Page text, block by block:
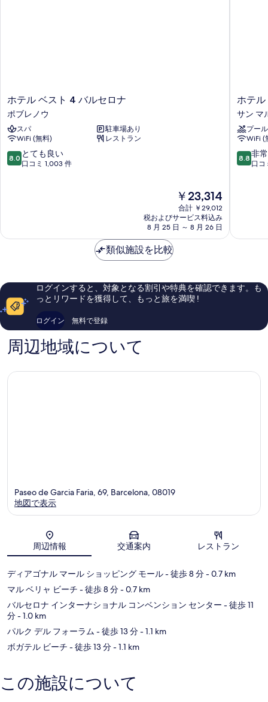
べ
て
の
写
真
る
ホ
テ
ル
ベ
ス
ト
4
ブ
ホテル ベスト 4 バルセロナ
ポブレノウ
スパ
駐車場あり
WiFi (無料)
レストラン
10
段
良
ミ
件
件
コ
ミ
8.0 とても良い
口コミ 1,003 件
現
在
の
料
金
￥23,314
合計 ￥29,012
税およびサービス料込み
8 月 25 日 ～ 8 月 26 日
ホ
テ
ル
ヴ
ィ
ン
チ
ル
ホテ
サン マ
プール
WiFi (
10
段
良
ミ
1,001
8.8 非
口コ
類似施設を比較
ログインすると、対象となる割引や特典を確認できます。も
っとリワードを獲得して、もっと旅を満喫 !
ログイン 無料で登録
周辺地域について
地図
Paseo de Garcia Faria, 69, Barcelona, 08019
地図で表示
周辺情報 交通案内 レストラン
ディアゴナル マール ショッピング モール- 徒歩 8 分- 0.7 km
マル ベリャ ビーチ - 徒歩 8 分- 0.7 km
バルセロナ インターナショナル コンベンション センター - 徒歩 11
分- 1.0 km
パルク デル フォーラム - 徒歩 13 分- 1.1 km
ボガテル ビーチ - 徒歩 13 分- 1.1 km
この施設について